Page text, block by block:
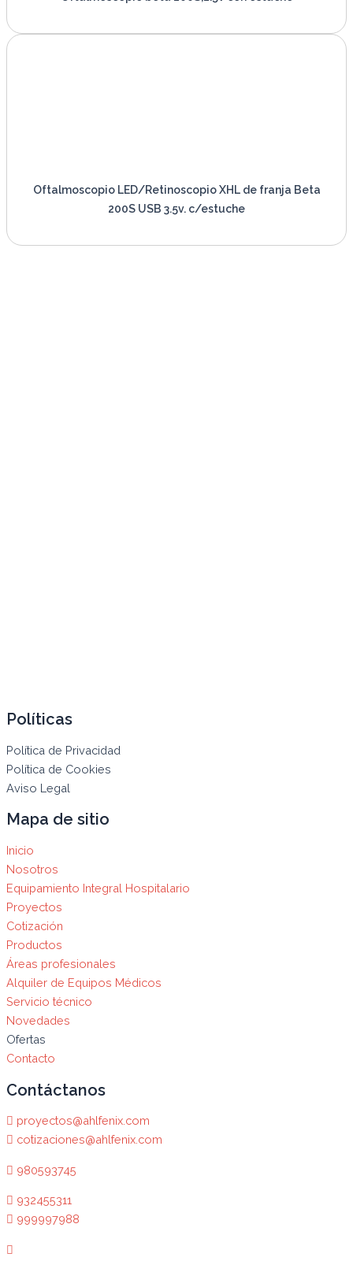
Oftalmoscopio LED/Retinoscopio XHL de franja Beta
200S USB 3.5v. c/estuche
Políticas
Política de Privacidad
Política de Cookies
Aviso Legal
Mapa de sitio
Inicio
Nosotros
Equipamiento Integral Hospitalario
Proyectos
Cotización
Productos
Áreas profesionales
Alquiler de Equipos Médicos
Servicio técnico
Novedades
Ofertas
Contacto
Contáctanos
proyectos@ahlfenix.com
cotizaciones@ahlfenix.com
980593745
932455311
999997988